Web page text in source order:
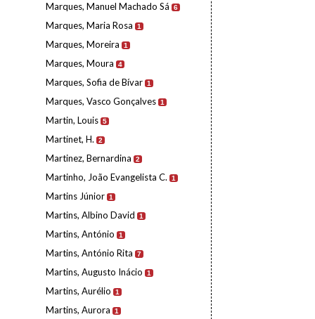
Marques, Manuel Machado Sá 6
Marques, Maria Rosa 1
Marques, Moreira 1
Marques, Moura 4
Marques, Sofia de Bívar 1
Marques, Vasco Gonçalves 1
Martin, Louis 5
Martinet, H. 2
Martinez, Bernardina 2
Martinho, João Evangelista C. 1
Martins Júnior 1
Martins, Albino David 1
Martins, António 1
Martins, António Rita 7
Martins, Augusto Inácio 1
Martins, Aurélio 1
Martins, Aurora 1